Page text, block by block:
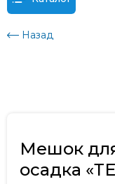
Назад
Мешок
осадка